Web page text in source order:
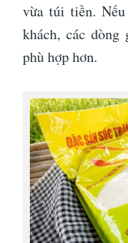
vừa túi tiền.
khách, các dòng
phù hợp hơn.